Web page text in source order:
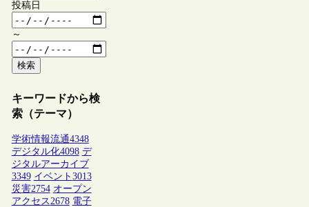
投稿日
～
検索
キーワードから検
索（テーマ）
学術情報流通4348
デジタル化4098 デ
ジタルアーカイブ
3349 イベント 3013
災害2754 オープン
アクセス 2678 電子